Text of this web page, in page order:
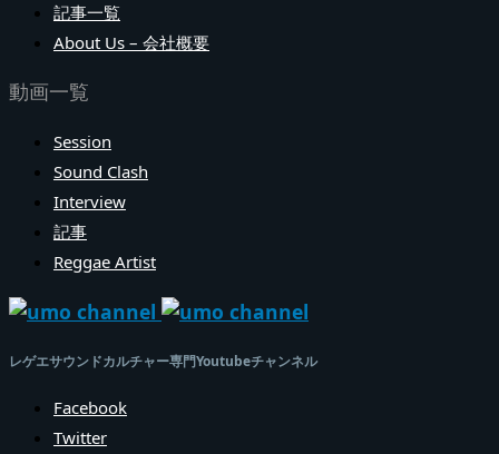
記事一覧
About Us – 会社概要
動画一覧
Session
Sound Clash
Interview
記事
Reggae Artist
レゲエサウンドカルチャー専門Youtubeチャンネル
Facebook
Twitter